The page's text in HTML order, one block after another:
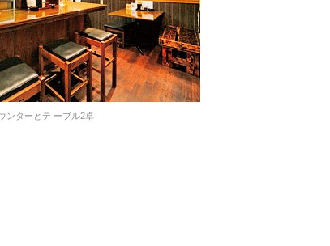
ンターとテ ーブル2卓